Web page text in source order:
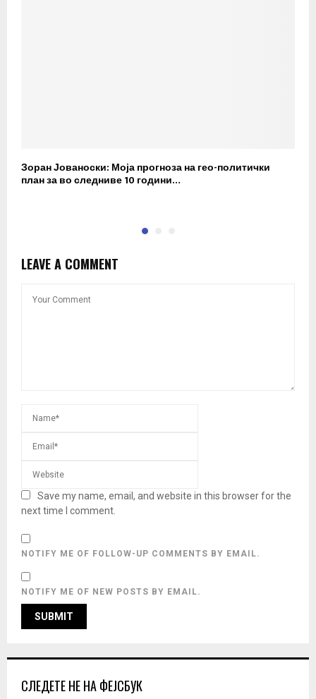
Зоран Јованоски: Моја прогноза на гео-политички
план за во следниве 10 години…
LEAVE A COMMENT
Save my name, email, and website in this browser for the
next time I comment.
NOTIFY ME OF FOLLOW-UP COMMENTS BY EMAIL.
NOTIFY ME OF NEW POSTS BY EMAIL.
СЛЕДЕТЕ НЕ НА ФЕЈСБУК